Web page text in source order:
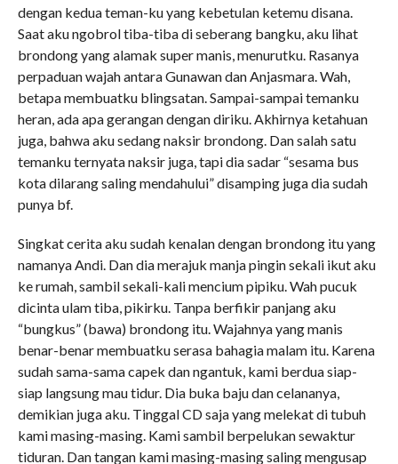
dengan kedua teman-ku yang kebetulan ketemu disana.
Saat aku ngobrol tiba-tiba di seberang bangku, aku lihat
brondong yang alamak super manis, menurutku. Rasanya
perpaduan wajah antara Gunawan dan Anjasmara. Wah,
betapa membuatku blingsatan. Sampai-sampai temanku
heran, ada apa gerangan dengan diriku. Akhirnya ketahuan
juga, bahwa aku sedang naksir brondong. Dan salah satu
temanku ternyata naksir juga, tapi dia sadar “sesama bus
kota dilarang saling mendahului” disamping juga dia sudah
punya bf.
Singkat cerita aku sudah kenalan dengan brondong itu yang
namanya Andi. Dan dia merajuk manja pingin sekali ikut aku
ke rumah, sambil sekali-kali mencium pipiku. Wah pucuk
dicinta ulam tiba, pikirku. Tanpa berfikir panjang aku
“bungkus” (bawa) brondong itu. Wajahnya yang manis
benar-benar membuatku serasa bahagia malam itu. Karena
sudah sama-sama capek dan ngantuk, kami berdua siap-
siap langsung mau tidur. Dia buka baju dan celananya,
demikian juga aku. Tinggal CD saja yang melekat di tubuh
kami masing-masing. Kami sambil berpelukan sewaktur
tiduran. Dan tangan kami masing-masing saling mengusap